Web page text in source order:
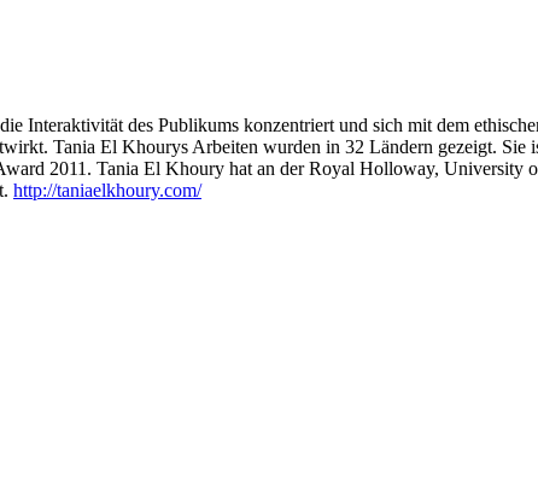
Interaktivität des Publikums konzentriert und sich mit dem
Tania El Khourys Arbeiten wurden in 32 Ländern gezeigt.
2011. Tania El Khoury hat an der Royal Holloway, University
http://taniaelkhoury.com/